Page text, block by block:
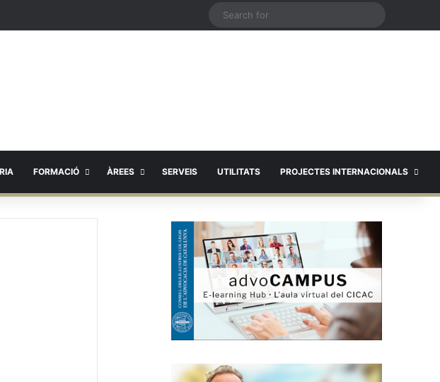
FORMACIÓ ÀREES SERVEIS UTILITATS PROJECTES INTERNACIONALS